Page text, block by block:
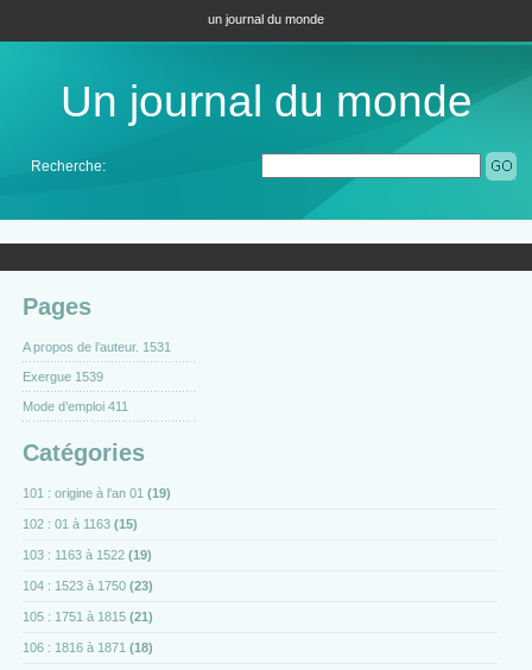
un journal du monde
Un journal du monde
Recherche:
Pages
A propos de l’auteur. 1531
Exergue 1539
Mode d’emploi 411
Catégories
101 : origine à l'an 01 (19)
102 : 01 à 1163 (15)
103 : 1163 à 1522 (19)
104 : 1523 à 1750 (23)
105 : 1751 à 1815 (21)
106 : 1816 à 1871 (18)